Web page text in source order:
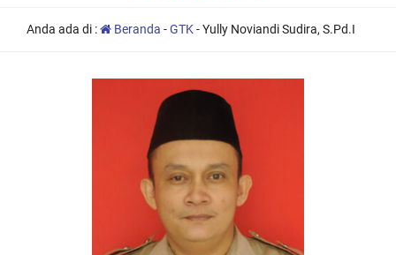
Anda ada di : Beranda -GTK-Yully Noviandi Sudira, S.Pd.I